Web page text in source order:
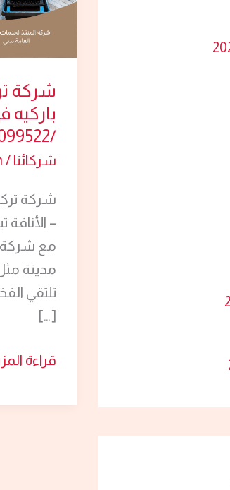
شركة
باركيه
/0524099522
شركائنا /
شركة
– الأناقة
مع شركة
مدينة
تلتقي
[…]
دبي
قراءة